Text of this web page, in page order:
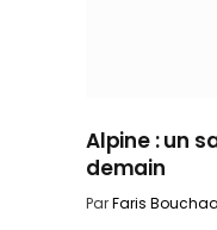
Alpine : un
demain
ParFaris